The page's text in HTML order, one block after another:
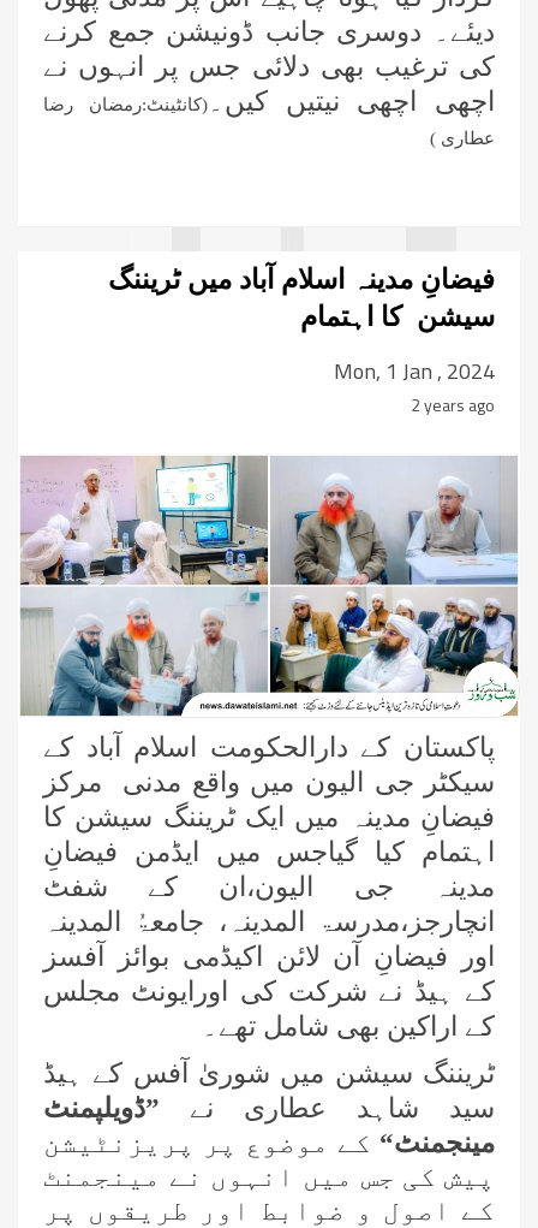
دیئے۔ دوسری جانب ڈونیشن جمع کرنے
کی ترغیب بھی دلائی جس پر انہوں نے
اچھی اچھی نیتیں کیں۔)کانٹینٹ:رمضان رضا
عطاری )
فیضانِ مدینہ اسلام آباد میں ٹریننگ
سیشن کا اہتمام
Mon, 1 Jan , 2024
2 years ago
پاکستان کے دارالحکومت اسلام آباد کے
سیکٹر جی الیون میں واقع مدنی مرکز
فیضانِ مدینہ میں ایک ٹریننگ سیشن کا
اہتمام کیا گیاجس میں ایڈمن فیضانِ
مدینہ جی الیون،ان کے شفٹ
انچارجز،مدرسۃ المدینہ، جامعۃُ المدینہ
اور فیضانِ آن لائن اکیڈمی بوائز آفسز
کے ہیڈ نے شرکت کی اورایونٹ مجلس
کے اراکین بھی شامل تھے۔
ٹریننگ سیشن میں شوریٰ آفس کے ہیڈ
سید شاہد عطاری نے ”ڈویلپمنٹ
مینجمنٹ“ کے موضوع پر پریزنٹیشن
پیش کی جس میں انہوں نے مینجمنٹ
کے اصول و ضوابط اور طریقوں پر